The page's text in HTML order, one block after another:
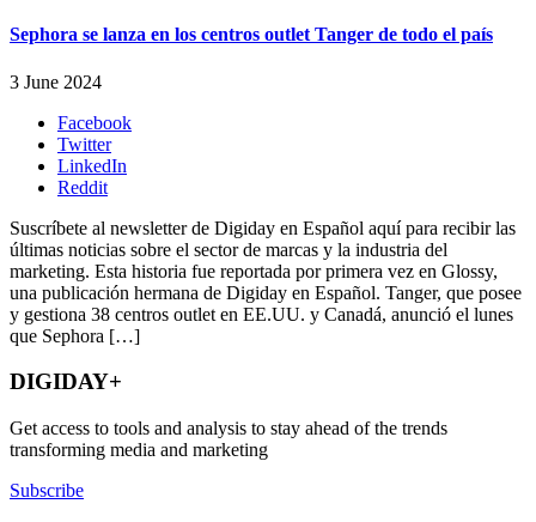
Sephora se lanza en los centros outlet Tanger de todo el país
3 June 2024
Facebook
Twitter
LinkedIn
Reddit
Suscríbete al newsletter de Digiday en Español aquí para recibir las
últimas noticias sobre el sector de marcas y la industria del
marketing. Esta historia fue reportada por primera vez en Glossy,
una publicación hermana de Digiday en Español. Tanger, que posee
y gestiona 38 centros outlet en EE.UU. y Canadá, anunció el lunes
que Sephora […]
DIGIDAY+
Get access to tools and analysis to stay ahead of the trends
transforming media and marketing
Subscribe